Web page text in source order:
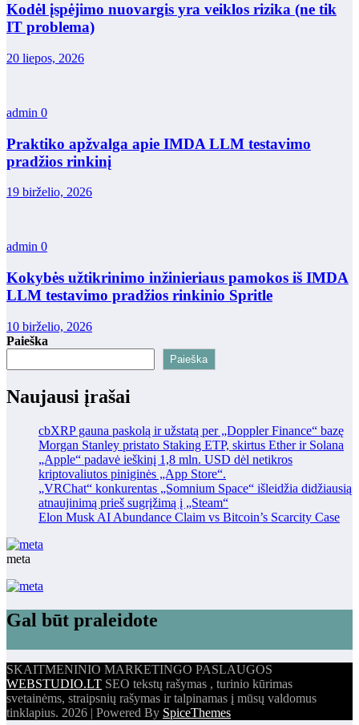
Kodėl įspėjimo nuovargis yra veiklos rizika (ne tik
IT problema)
20 liepos, 2026
admin 0
Praktiko apžvalga apie IMDA LLM testavimo
pradžios rinkinį
19 birželio, 2026
admin 0
Kokybės užtikrinimo inžinieriaus pamokos iš IMDA
LLM testavimo pradžios rinkinio Spritle
10 birželio, 2026
Paieška
Paieška
Naujausi įrašai
cbXRP gauna paskolą ir užstatą per „Doppler Finance“ bazę
Morgan Stanley pristato Staking ETP, skirtus Ether ir Solana
„Apple“ padavė ieškinį 1,8 mln. USD dėl netikros
kriptovaliutos piniginės „App Store“.
„VRChat“ konkurentas „Somnium Space“ išleidžia didžiausią
atnaujinimą prieš sugrįžimą į „Steam“
Elon Musk AI Abundance Claim vs Bitcoin’s Scarcity Case
meta
Gal būt praleidote
SKAITMENINIO MARKETINGO PASLAUGOS
WEBSTUDIO.LT SEO tekstų rašymas , turinio kūrimas
svetainėms, straipsnių rašymas ir talpinamas į mūsų valdomus
tinklapius. 2026 | Powered By SpiceThemes